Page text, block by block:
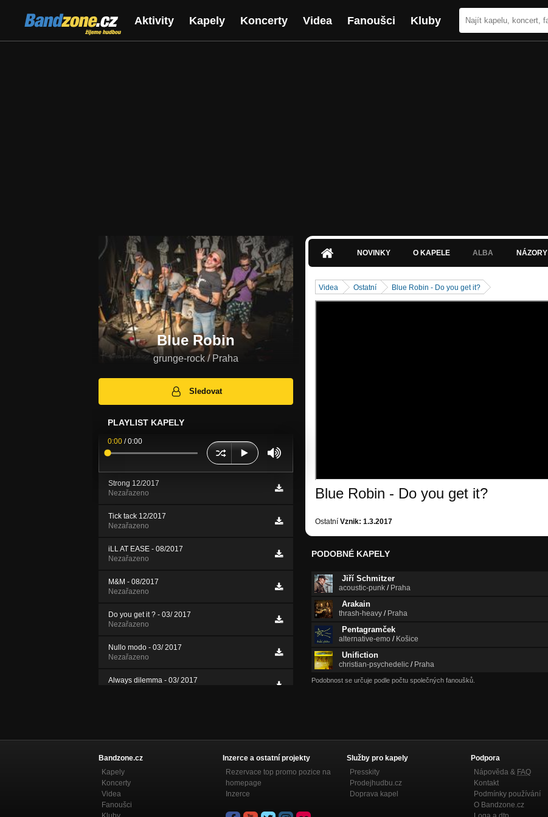
Bandzone.cz
žijeme hudbou
Aktivity Kapely Koncerty Videa Fanoušci Kluby
Blue Robin
grunge-rock / Praha
Sledovat
PLAYLIST KAPELY
0:00 /0:00
Strong 12/2017
Nezařazeno
Tick tack 12/2017
Nezařazeno
iLL AT EASE - 08/2017
Nezařazeno
M&M - 08/2017
Nezařazeno
Do you get it ? - 03/ 2017
Nezařazeno
Nullo modo - 03/ 2017
Nezařazeno
Always dilemma - 03/ 2017
Nezařazeno
NOVINKY O KAPELE ALBA NÁZORY
Videa Ostatní Blue Robin - Do you get it?
Blue Robin - Do you get it?
Ostatní Vznik: 1.3.2017
PODOBNÉ KAPELY
Jiří Schmitzer
acoustic-punk / Praha
Arakain
thrash-heavy / Praha
Pentagramček
alternative-emo / Košice
Unifiction
christian-psychedelic / Praha
Podobnost se určuje podle počtu společných fanoušků.
Bandzone.cz
Kapely
Koncerty
Videa
Fanoušci
Inzerce a ostatní projekty
Rezervace top promo pozice na
homepage
Inzerce
Služby pro kapely
Presskity
Prodejhudbu.cz
Doprava kapel
Podpora
Nápověda & FAQ
Kontakt
Podmínky používání
O Bandzone.cz